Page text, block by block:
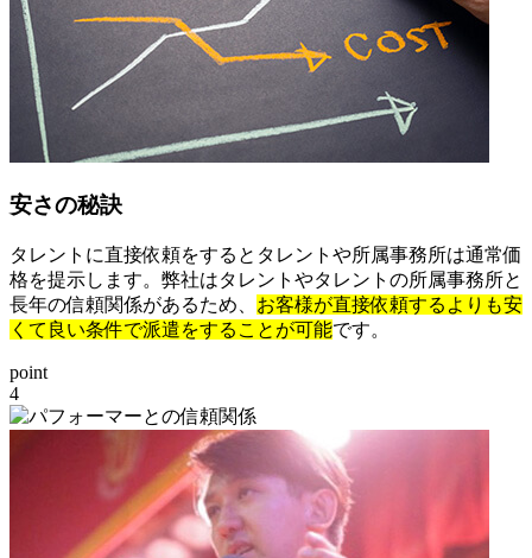
安さの秘訣
タレントに直接依頼をするとタレントや所属事務所は通常価
格を提示します。弊社はタレントやタレントの所属事務所と
長年の信頼関係があるため、 お客様が直接依頼するよりも安
くて良い条件で派遣をすることが可能です。
point
4